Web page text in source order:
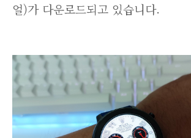
얼)가 다운로드되고 있습니다.